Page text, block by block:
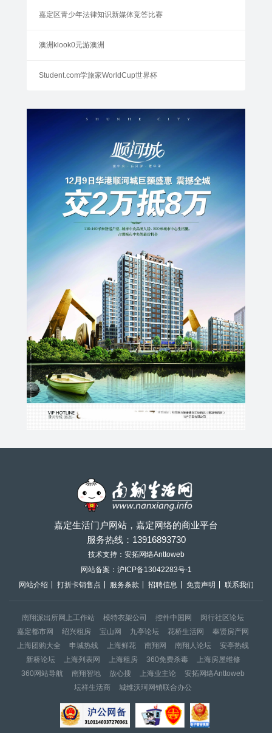
嘉定区青少年法律知识新媒体竞答比赛
澳洲klook0元游澳洲
Student.com学旅家WorldCup世界杯
嘉定生活门户网站，嘉定网络的商业平台
服务热线： 13916893730
技术支持：安拓网络Anttoweb
网站备案： 沪ICP备13042283号-1
网站介绍
打折卡销售点 服务条款 招聘信息 免责声明 联系我们
南翔派出所网上工作站 模特衣架公司 控件中国网
闵行社区论坛
嘉定都市网
绍兴租房 宝山网 九亭论坛 花桥生活网
奉贤房产网
上海团购大全
申城热线 上海鲜花 南翔网 南翔人论坛
安亭热线
新桥论坛
上海列表网 上海租房 360免费杀毒
上海房屋维修
360网站导航
南翔智地 放心搜 上海业主论
安拓网络Anttoweb
坛祥生活商
城维沃珂网销联合办公